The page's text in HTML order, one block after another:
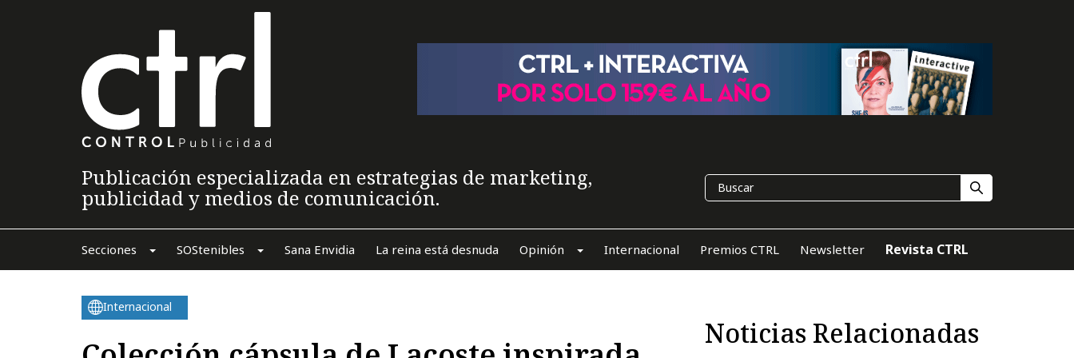
Publicación especializada en estrategias de marketing,
publicidad y medios de comunicación.
Secciones SOStenibles Sana Envidia La reina está desnuda Opinión Internacional Premios CTRL Newsletter Revista CTRL
Internacional
Noticias Relacionadas